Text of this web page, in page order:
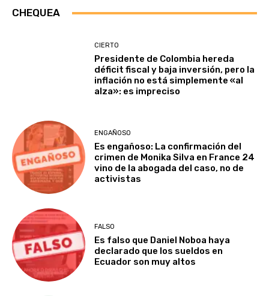
CHEQUEA
CIERTO
Presidente de Colombia hereda
déficit fiscal y baja inversión, pero la
inflación no está simplemente «al
alza»: es impreciso
ENGAÑOSO
Es engañoso: La confirmación del
crimen de Monika Silva en France 24
vino de la abogada del caso, no de
activistas
FALSO
Es falso que Daniel Noboa haya
declarado que los sueldos en
Ecuador son muy altos